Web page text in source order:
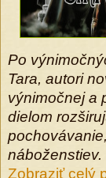
Po
Tara, autori
výnimočnej a
dielom
náboženstiev.
Zobraziť celý